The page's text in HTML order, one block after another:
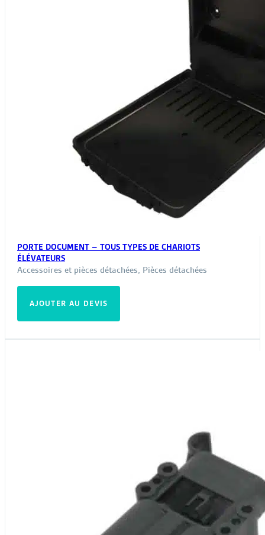
PORTE DOCUMENT – TOUS TYPES DE CHARIOTS
ÉLÉVATEURS
Accessoires et pièces détachées, Pièces détachées
AJOUTER AU DEVIS